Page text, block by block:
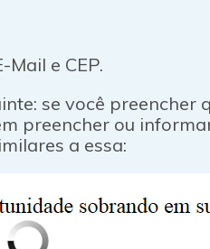
e CEP.
se você preencher
preencher ou
a essa: